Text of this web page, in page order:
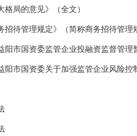
格局的意见》（全文）
招待管理规定》（简称商务招待管理
阳市国资委监管企业投融资监督管理